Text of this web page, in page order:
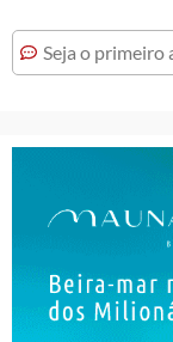
Seja o primeiro